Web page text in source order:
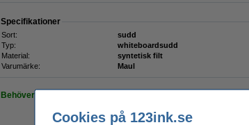
Specifikationer
Sort: sudd
Typ:
whiteboardsudd
Material:
syntetisk filt
Varumärke:
Maul
Behöver du fler?
Cookies på 123ink.se